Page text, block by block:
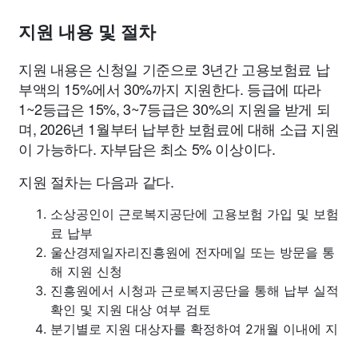
지원 내용 및 절차
지원 내용은 신청일 기준으로 3년간 고용보험료 납
부액의 15%에서 30%까지 지원한다. 등급에 따라
1~2등급은 15%, 3~7등급은 30%의 지원을 받게 되
며, 2026년 1월부터 납부한 보험료에 대해 소급 지원
이 가능하다. 자부담은 최소 5% 이상이다.
지원 절차는 다음과 같다.
소상공인이 근로복지공단에 고용보험 가입 및 보험
료 납부
울산경제일자리진흥원에 전자메일 또는 방문을 통
해 지원 신청
진흥원에서 시청과 근로복지공단을 통해 납부 실적
확인 및 지원 대상 여부 검토
분기별로 지원 대상자를 확정하여 2개월 이내에 지